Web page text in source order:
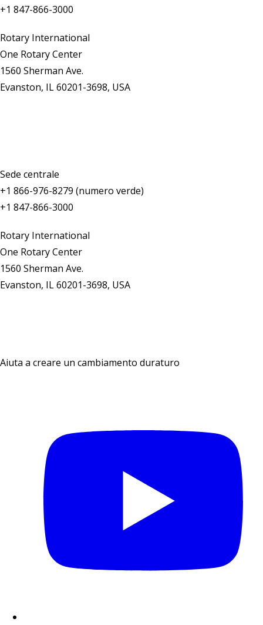
+1 847-866-3000
Rotary International
One Rotary Center
1560 Sherman Ave.
Evanston, IL 60201-3698, USA
Sede centrale
+1 866-976-8279 (numero verde)
+1 847-866-3000
Rotary International
One Rotary Center
1560 Sherman Ave.
Evanston, IL 60201-3698, USA
Aiuta a creare un cambiamento duraturo